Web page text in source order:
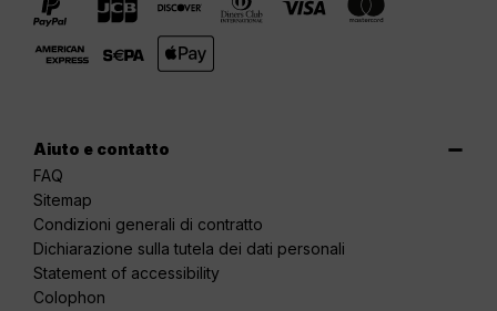
Aiuto e contatto
FAQ
Sitemap
Condizioni generali di contratto
Dichiarazione sulla tutela dei dati personali
Statement of accessibility
Colophon